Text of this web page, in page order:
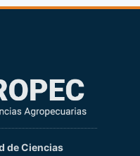
de Ciencias